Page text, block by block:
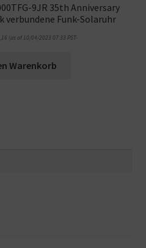
9JR 35th Anniversary
verbundene Funk-Solaruhr
(as of 10/04/2023 07:33 PST-
Warenkorb